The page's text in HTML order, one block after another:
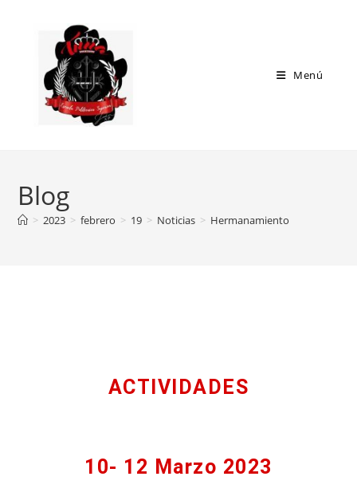
Menú
Blog
> 2023 > febrero > 19 > Noticias > Hermanamiento
ACTIVIDADES
10- 12 Marzo 2023